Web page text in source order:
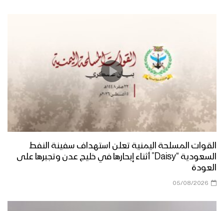
القوات المسلحة اليمنية تعلن استهداف سفينة النفط
السعودية “Daisy” أثناء إبحارها في خليج عدن وتجبرها على
العودة
05/08/2026